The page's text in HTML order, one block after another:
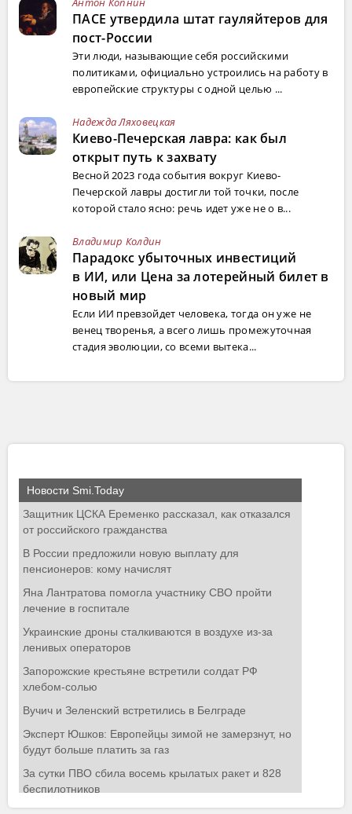
ПАСЕ утвердила штат гауляйтеров для
пост-России
Эти люди, называющие себя российскими
политиками, официально устроились на работу в
европейские структуры с одной целью ...
Надежда Ляховецкая
Киево-Печерская лавра: как был
открыт путь к захвату
Весной 2023 года события вокруг Киево-
Печерской лавры достигли той точки, после
которой стало ясно: речь идет уже не о в...
Владимир Колдин
Парадокс убыточных инвестиций
в ИИ, или Цена за лотерейный билет в
новый мир
Если ИИ превзойдет человека, тогда он уже не
венец творенья, а всего лишь промежуточная
стадия эволюции, со всеми вытека...